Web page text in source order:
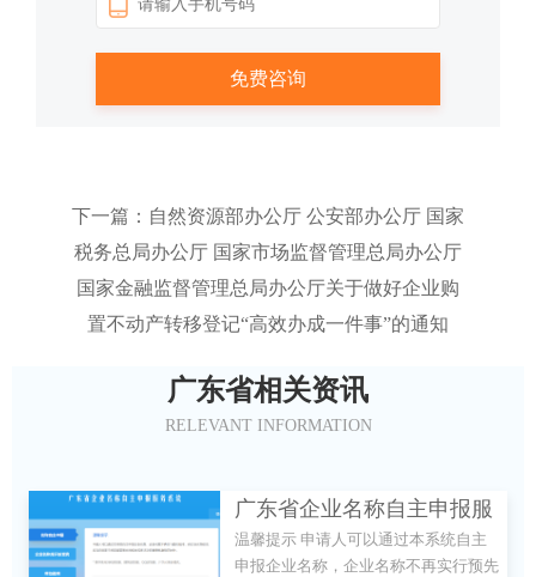
下一篇：自然资源部办公厅 公安部办公厅 国家
税务总局办公厅 国家市场监督管理总局办公厅
国家金融监督管理总局办公厅关于做好企业购
置不动产转移登记“高效办成一件事”的通知
广东省相关资讯
RELEVANT INFORMATION
广东省企业名称自主申报服
务系统
温馨提示 申请人可以通过本系统自主
申报企业名称，企业名称不再实行预先